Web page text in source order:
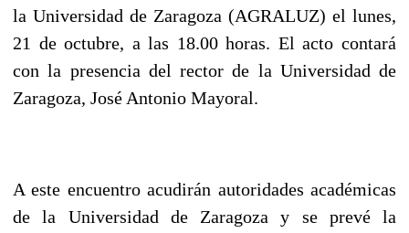
la Universidad de Zaragoza (AGRALUZ) el lunes,
21 de octubre, a las 18.00 horas. El acto contará
con la presencia del rector de la Universidad de
Zaragoza, José Antonio Mayoral.
A este encuentro acudirán autoridades académicas
de la Universidad de Zaragoza y se prevé la